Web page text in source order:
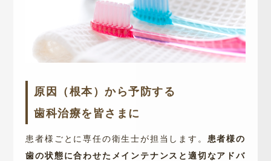
原因（根本）から予防する
⻭科治療を皆さまに
患者様ごとに専任の衛生士が担当します。 患者様の
歯の状態に合わせたメインテナンスと適切なアドバ